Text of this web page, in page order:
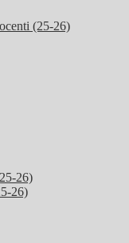
(25-26)
26)
26)